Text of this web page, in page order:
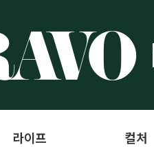
라이프 컬처